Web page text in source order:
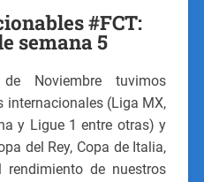
#FCT:
semana 5
Noviembre tuvimos
internacionales (Liga MX,
y Ligue 1 entre otras) y
del Rey, Copa de Italia,
rendimiento de nuestros